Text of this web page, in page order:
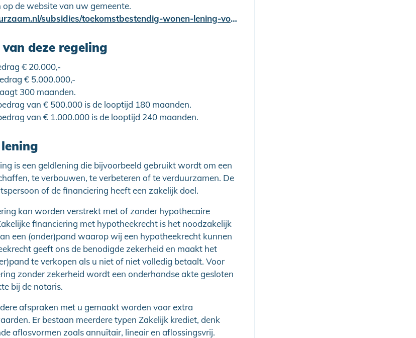
op de website van uw gemeente.
wageningenduurzaam.nl/subsidies/toekomstbestendig-wonen-lening-voor-vereniging-van-eigenaren/
deze regeling
€ 20.000,-
€ 5.000.000,-
300 maanden.
van € 500.000 is de looptijd 180 maanden.
van € 1.000.000 is de looptijd 240 maanden.
is een geldlening die bijvoorbeeld gebruikt wordt om een
te verbouwen, te verbeteren of te verduurzamen. De
of de financiering heeft een zakelijk doel.
kan worden verstrekt met of zonder hypothecaire
financiering met hypotheekrecht is het noodzakelijk
een (onder)pand waarop wij een hypotheekrecht kunnen
geeft ons de benodigde zekerheid en maakt het
te verkopen als u niet of niet volledig betaalt. Voor
zonder zekerheid wordt een onderhandse akte gesloten
bij de notaris.
afspraken met u gemaakt worden voor extra
Er bestaan meerdere typen Zakelijk krediet, denk
aflosvormen zoals annuïtair, lineair en aflossingsvrij.